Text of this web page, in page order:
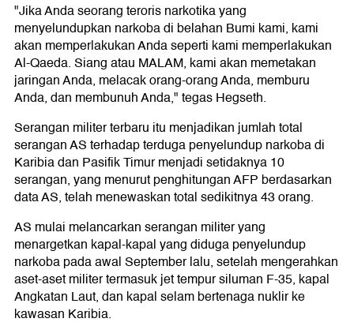
"Jika Anda seorang teroris narkotika yang
menyelundupkan narkoba di belahan Bumi kami, kami
akan memperlakukan Anda seperti kami memperlakukan
Al-Qaeda. Siang atau MALAM, kami akan memetakan
jaringan Anda, melacak orang-orang Anda, memburu
Anda, dan membunuh Anda," tegas Hegseth.
Serangan militer terbaru itu menjadikan jumlah total
serangan AS terhadap terduga penyelundup narkoba di
Karibia dan Pasifik Timur menjadi setidaknya 10
serangan, yang menurut penghitungan AFP berdasarkan
data AS, telah menewaskan total sedikitnya 43 orang.
AS mulai melancarkan serangan militer yang
menargetkan kapal-kapal yang diduga penyelundup
narkoba pada awal September lalu, setelah mengerahkan
aset-aset militer termasuk jet tempur siluman F-35, kapal
Angkatan Laut, dan kapal selam bertenaga nuklir ke
kawasan Karibia.